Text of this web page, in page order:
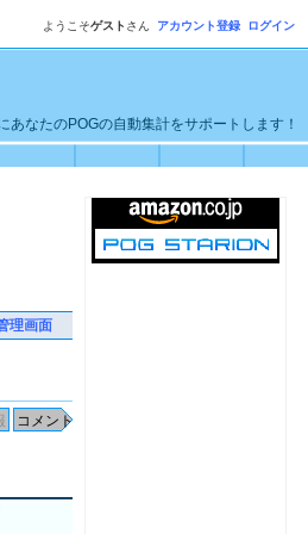
ようこそゲスト さん アカウント登録 ログイン
なたのPOGの自動集計をサポートします！
理画面